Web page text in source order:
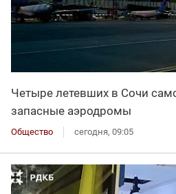
Четыре летевших в Сочи
запасные аэродромы
Общество сегодня, 09:05